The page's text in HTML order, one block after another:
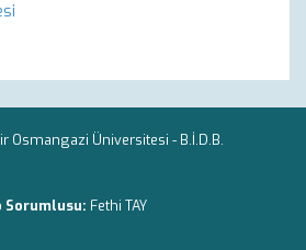
Osmangazi Üniversitesi - B.İ.D.B.
Sorumlusu: Fethi TAY